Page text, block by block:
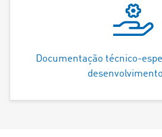
Documentação técnico-
desenvolvimento